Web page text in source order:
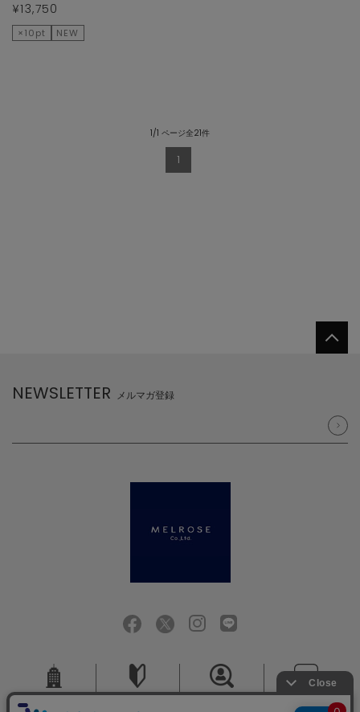
¥13,750
×10pt NEW
1/1 ページ全21件
1
NEWSLETTER メルマガ登録
会社概要 お問い合せ